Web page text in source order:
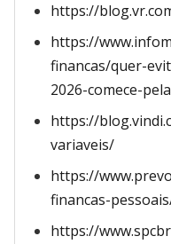
https://
https://
financas/quer-
2026-comece-
https://
variaveis/
https://
financas-
https://